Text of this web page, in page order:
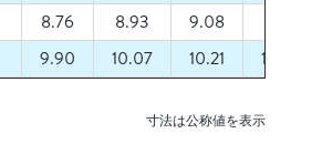
8.76 8.93 9.08
9.90 10.07 10.21 10.33
寸法は公称値を表示